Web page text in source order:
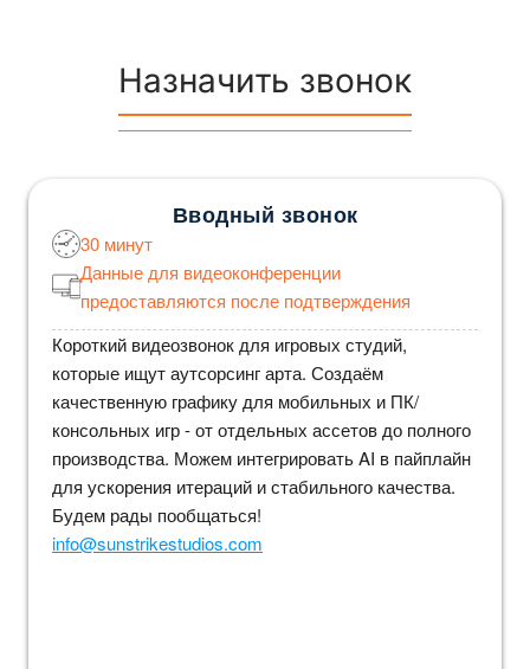
Назначить звонок
Вводный звонок
30 минут
Данные для видеоконференции
предоставляются после подтверждения
Короткий видеозвонок для игровых студий,
которые ищут аутсорсинг арта. Создаём
качественную графику для мобильных и ПК/
консольных игр - от отдельных ассетов до полного
производства. Можем интегрировать AI в пайплайн
для ускорения итераций и стабильного качества.
Будем рады пообщаться!
info@sunstrikestudios.com